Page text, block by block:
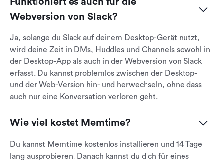
Funktioniert es auch für die
Webversion von Slack?
Ja, solange du Slack auf deinem Desktop-Gerät nutzt,
wird deine Zeit in DMs, Huddles und Channels sowohl in
der Desktop-App als auch in der Webversion von Slack
erfasst. Du kannst problemlos zwischen der Desktop-
und der Web-Version hin- und herwechseln, ohne dass
auch nur eine Konversation verloren geht.
Wie viel kostet Memtime?
Du kannst Memtime kostenlos installieren und 14 Tage
lang ausprobieren. Danach kannst du dich für eines